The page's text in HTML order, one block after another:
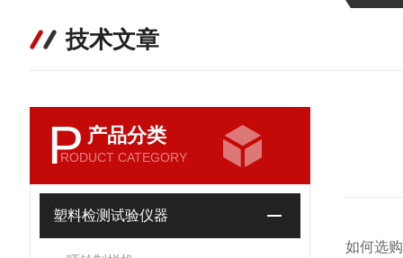
技术文章
P 产品分类
RODUCT CATEGORY
塑料检测试验仪器
如何选